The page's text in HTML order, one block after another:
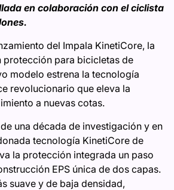
en colaboración con el ciclista
del Impala KinetiCore, la
protección para bicicletas de
modelo estrena la tecnología
revolucionario que eleva la
a nuevas cotas.
una década de investigación y en
tecnología KinetiCore de
la protección integrada un paso
EPS única de dos capas.
suave y de baja densidad,